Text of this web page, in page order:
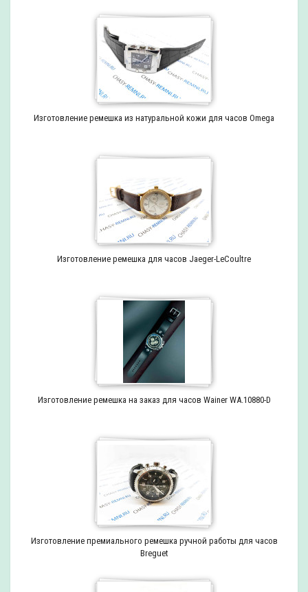
Изготовление ремешка из натуральной кожи для часов Omega
Изготовление ремешка для часов Jaeger-LeCoultre
Изготовление ремешка на заказ для часов Wainer WA.10880-D
Изготовление премиального ремешка ручной работы для часов
Breguet